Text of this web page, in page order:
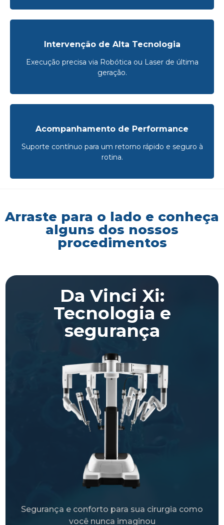
Intervenção de Alta Tecnologia
Execução precisa via Robótica ou Laser de última
geração.
Acompanhamento de Performance
Suporte contínuo para um retorno rápido e seguro à
rotina.
Arraste para o lado e conheça
alguns dos nossos
procedimentos
Da Vinci Xi:
Tecnologia e
segurança
Segurança e conforto para sua cirurgia como
você nunca imaginou